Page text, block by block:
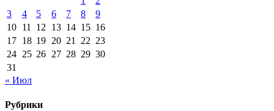
3
4 5 6 7 8
9
10 11 12 13 14 15 16
17 18 19 20 21 22 23
24 25 26 27 28 29 30
31
« Июл
Рубрики